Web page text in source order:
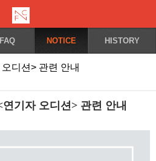
FAQ NOTICE HISTORY
디션> 관련 안내
기자 오디션> 관련 안내